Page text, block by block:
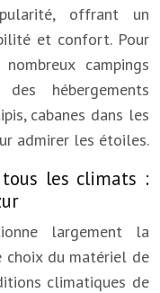
offrant un
et confort. Pour
campings
hébergements
cabanes dans les
admirer les étoiles.
les climats :
largement la
choix du matériel de
climatiques de